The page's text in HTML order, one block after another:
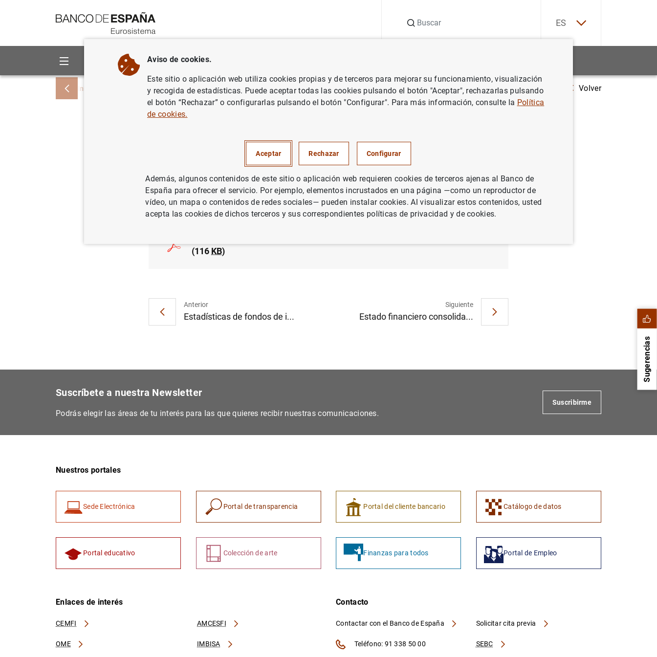
ES
Sobre el Banco Áreas de actuación
Inicio Noticias y eventos Noticias del Banco Central Europeo Notas de prensa del Banco Central Europeo Estado financiero consolidado del Eurosistema a 6 de enero de 2006
Volver
6 de enero de 2006
ESPAÑA POLÍTICA MONETARIA
(116 KB)
Anterior
Estadísticas de fondos de i...
Siguiente
Estado financiero consolida...
Sugerencias
Suscríbete a nuestra Newsletter
Podrás elegir las áreas de tu interés para las que quieres recibir nuestras comunicaciones.
Suscribirme
Nuestros portales
Sede Electrónica Portal de transparencia Portal del cliente bancario Catálogo de datos
Portal educativo Colección de arte Finanzas para todos Portal de Empleo
Enlaces de interés
CEMFI AMCESFI
OME IMBISA
Contacto
Contactar con el Banco de España
SEBC
Solicitar cita previa
Teléfono: 91 338 50 00
Aviso de cookies.
Este sitio o aplicación web utiliza cookies propias y de terceros para mejorar su funcionamiento, visualización
y recogida de estadísticas. Puede aceptar todas las cookies pulsando el botón "Aceptar", rechazarlas pulsando
el botón “Rechazar” o configurarlas pulsando el botón "Configurar". Para más información, consulte la Política
de cookies.
Aceptar Rechazar Configurar
Además, algunos contenidos de este sitio o aplicación web requieren cookies de terceros ajenas al Banco de
España para ofrecer el servicio. Por ejemplo, elementos incrustados en una página —como un reproductor de
vídeo, un mapa o contenidos de redes sociales— pueden instalar cookies. Al visualizar estos contenidos, usted
acepta las cookies de dichos terceros y sus correspondientes políticas de privacidad y de cookies.